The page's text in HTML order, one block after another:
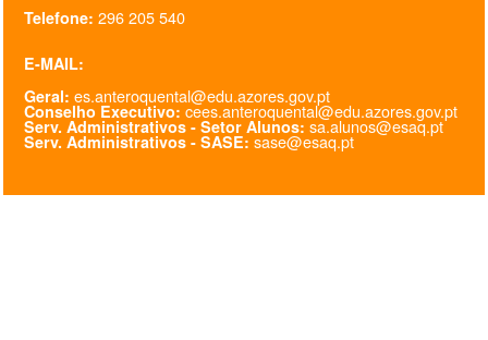
FORmaESAQ
@parlamentodosjovens_esaq
@esaq.erasmus
Telefone: 296 205 540
E-MAIL:
Geral: es.anteroquental@edu.azores.gov.pt
Conselho Executivo: cees.anteroquental@edu.azores.gov.pt
Serv. Administrativos - Setor Alunos: sa.alunos@esaq.pt
Serv. Administrativos - SASE: sase@esaq.pt